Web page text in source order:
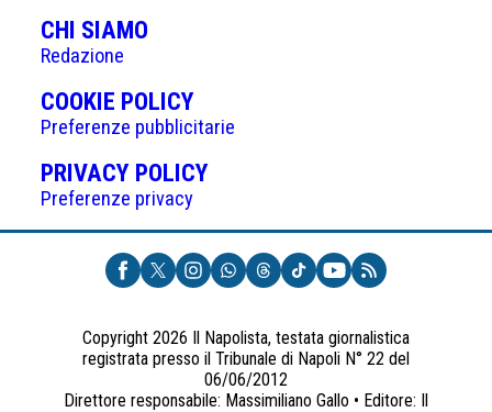
CHI SIAMO
Redazione
COOKIE POLICY(APRE
IN
UNA
NUOVA
Preferenze pubblicitarie
PRIVACY POLICY(APRE
UNA
NUOVA
SCHEDA)
Preferenze privacy
Copyright 2026 Il Napolista, testata giornalistica
registrata presso il Tribunale di Napoli N° 22 del
06/06/2012
Direttore responsabile: Massimiliano Gallo • Editore: Il